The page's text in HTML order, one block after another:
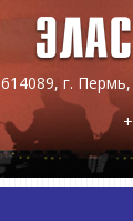
614089, г.